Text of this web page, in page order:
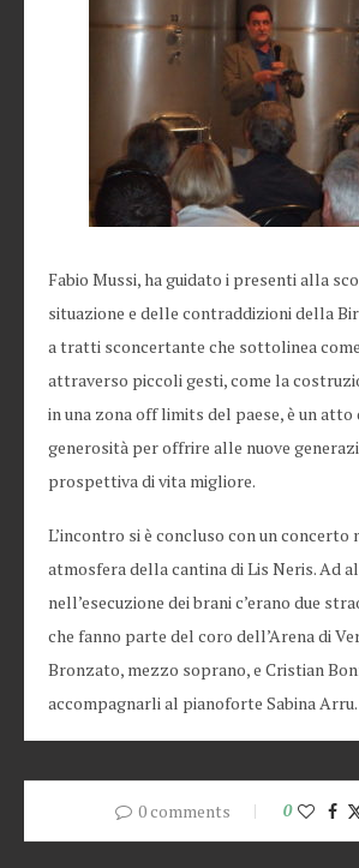
Fabio Mussi, ha guidato i presenti alla
situazione e delle contraddizioni della
a tratti sconcertante che sottolinea
attraverso piccoli gesti, come la
in una zona off limits del paese, è un atto
generosità per offrire alle nuove
prospettiva di vita migliore.
L’incontro si è concluso con un concerto
atmosfera della cantina di Lis Neris. Ad
nell’esecuzione dei brani c’erano due
che fanno parte del coro dell’Arena di
Bronzato, mezzo soprano, e Cristian
accompagnarli al pianoforte Sabina Arru.
0 comments 0